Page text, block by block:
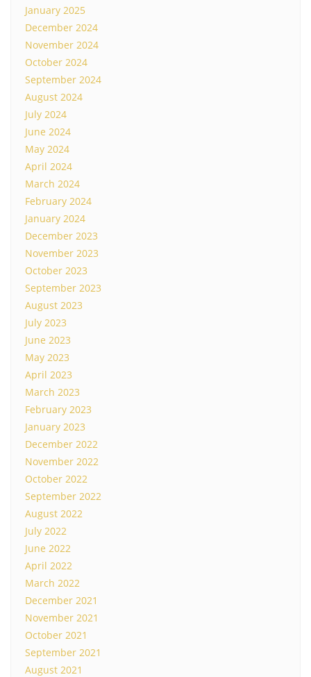
January 2025
December 2024
November 2024
October 2024
September 2024
August 2024
July 2024
June 2024
May 2024
April 2024
March 2024
February 2024
January 2024
December 2023
November 2023
October 2023
September 2023
August 2023
July 2023
June 2023
May 2023
April 2023
March 2023
February 2023
January 2023
December 2022
November 2022
October 2022
September 2022
August 2022
July 2022
June 2022
April 2022
March 2022
December 2021
November 2021
October 2021
September 2021
August 2021